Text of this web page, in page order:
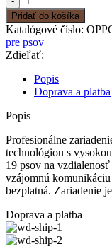
Obojok
pre
ďalšieho
psa
DOG
GPS
X25
Pridať do košíka
Katalógové číslo:
pre psov
Zdieľať:
Popis
Doprava a platba
Popis
Profesionálne
technológiou s
19 psov na
vzájomnú
bezplatná. Zariadenie
Doprava a platba